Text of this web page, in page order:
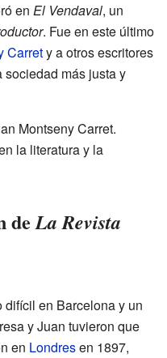
en El Vendaval, un
. Fue en este último
Carrety a otros escritores
más justa y
Montseny Carret.
la literatura y la
deLa Revista
difícil en Barcelona y un
y Juan tuvieron que
en Londresen 1897,